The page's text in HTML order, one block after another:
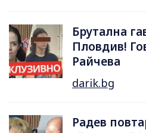
Брутална
Пловдив!
Райчева
darik.bg
Радев